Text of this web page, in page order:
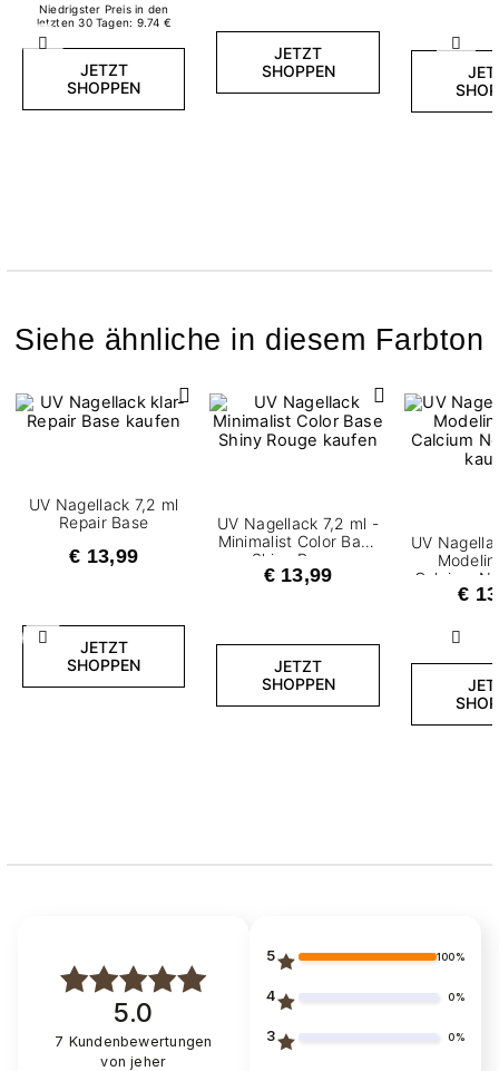
Zurück
Niedrigster Preis in den
letzten 30 Tagen: 9.74 €
JETZT
SHOPPEN
JETZT
SHOPPEN
Siehe ähnliche in diesem Farbton
Zurück
UV Nagellack 7,2 ml
Repair Base
€ 13,99
JETZT
SHOPPEN
UV Nagellack 7,2 ml -
Minimalist Color Base
Shiny Rouge
€ 13,99
JETZT
SHOPPEN
UV
Calcium
€
5.0
7 Kundenbewertungen
von jeher
5 100%
4 0%
3 0%